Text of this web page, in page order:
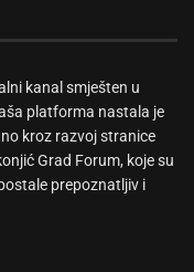
kanal smješten u
platforma nastala je
kroz razvoj stranice
Grad Forum, koje su
prepoznatljiv i